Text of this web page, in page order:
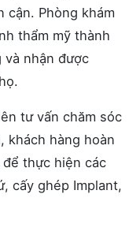
cận. Phòng khám
thẩm mỹ thành
và nhận được
tư vấn chăm sóc
khách hàng hoàn
thực hiện các
cấy ghép Implant,